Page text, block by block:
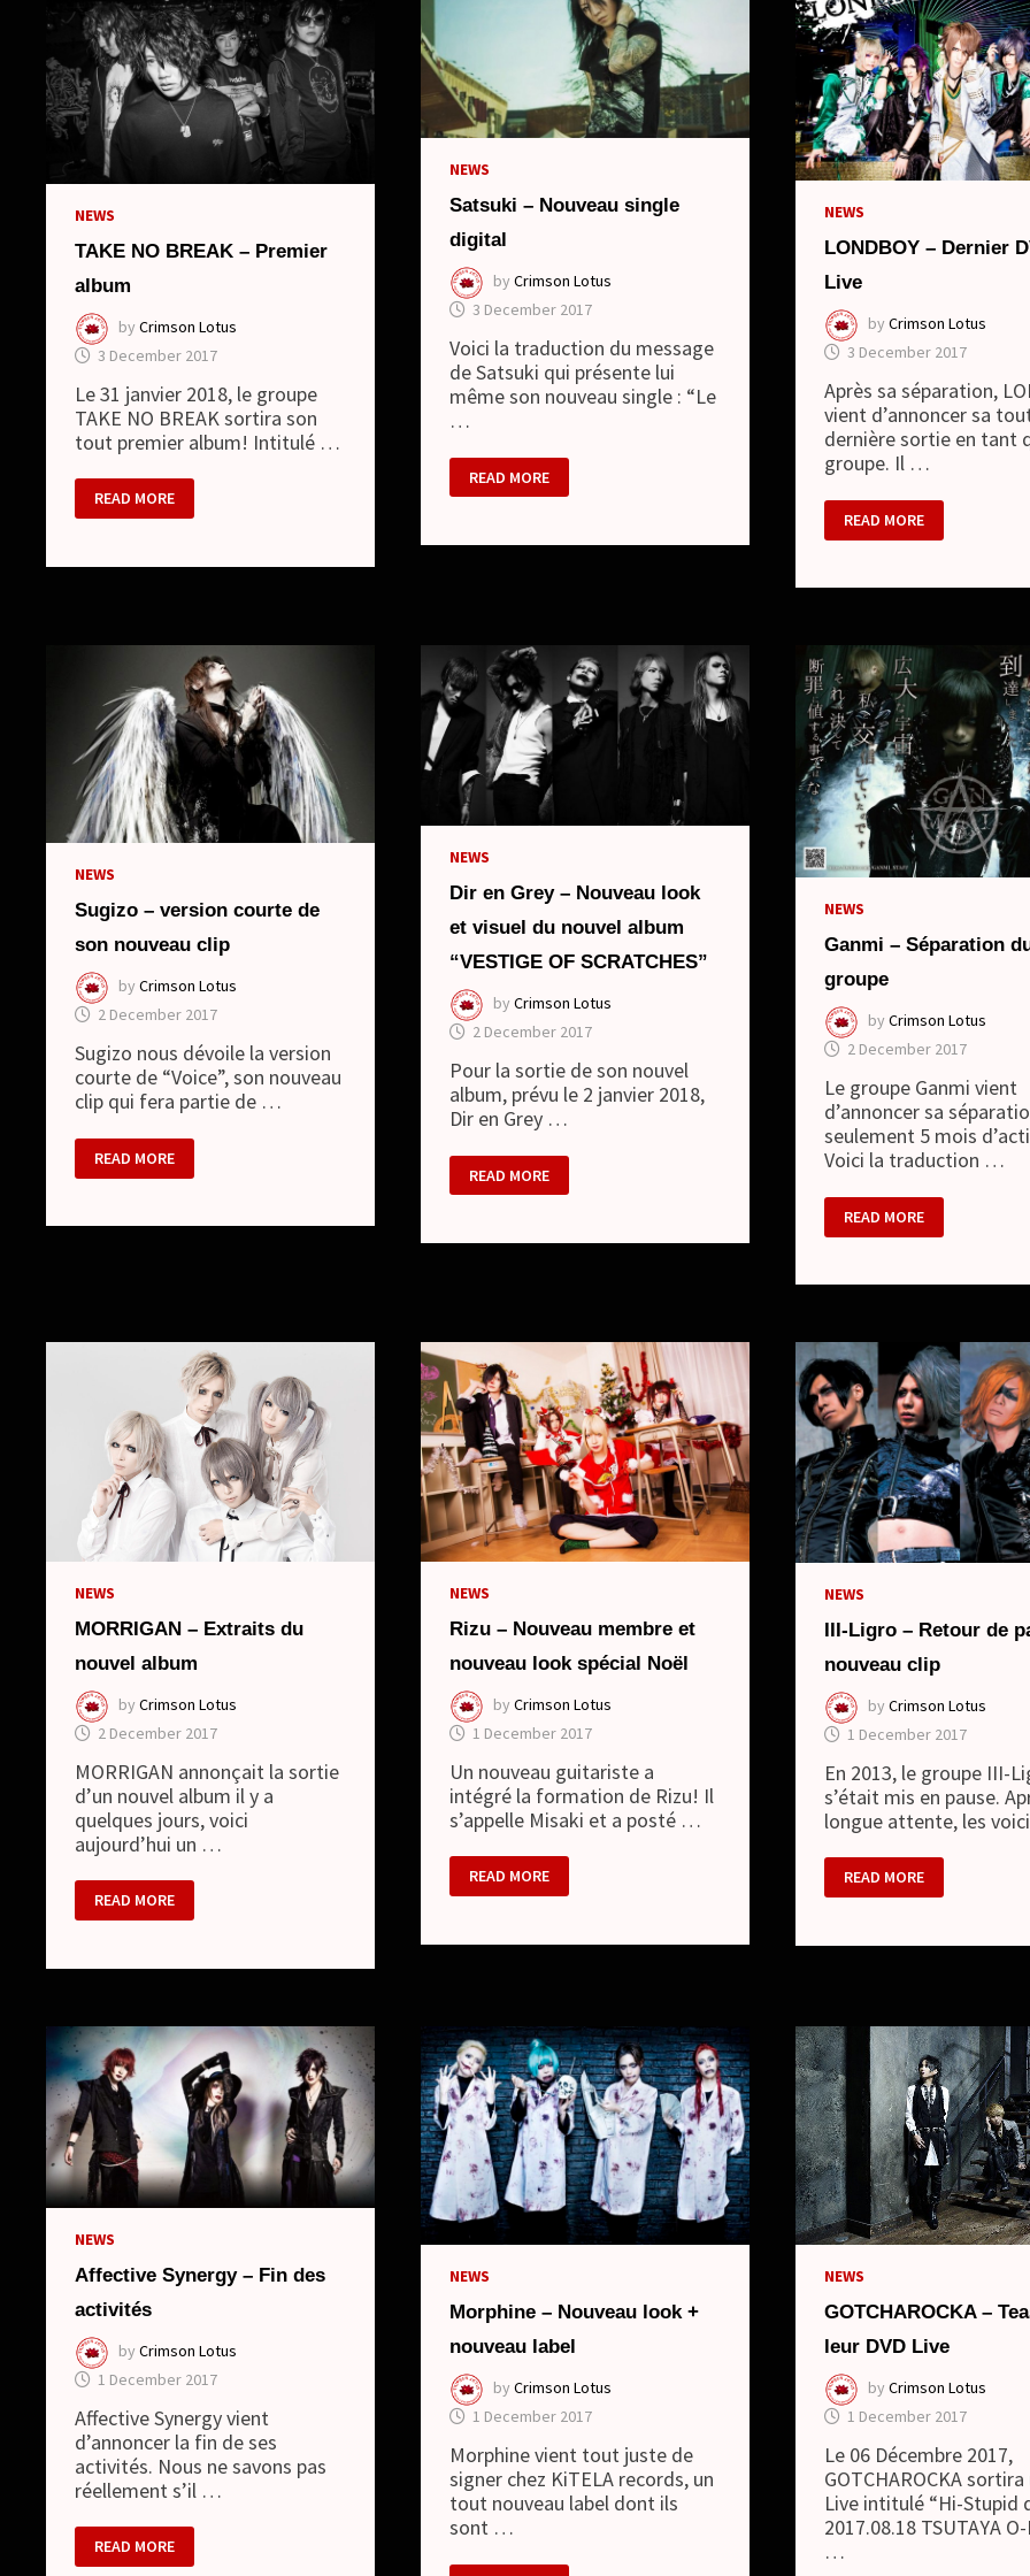
NEWS
TAKE NO BREAK – Premier
album
byCrimson Lotus
3 December 2017
Le 31 janvier 2018, le groupe
TAKE NO BREAK sortira son
tout premier album! Intitulé …
TAKE
NO
BREAK
ALBUM
READ MORE
NEWS
Satsuki – Nouveau single
digital
byCrimson Lotus
3 December 2017
Voici la traduction du message
de Satsuki qui présente lui
même son nouveau single : “Le
…
SATSUKI
–
NOUVEAU
READ MORE
NEWS
LONDBOY – Dernier
Live
by Crimson Lotus
3 December 2017
Après sa séparation,
vient d’annoncer sa
dernière sortie en tant
groupe. Il …
LONDBOY
–
DERNIER
READ MORE
NEWS
Sugizo – version courte de
son nouveau clip
byCrimson Lotus
2 December 2017
Sugizo nous dévoile la version
courte de “Voice”, son nouveau
clip qui fera partie de …
SUGIZO
–
VERSION
SON
READ MORE
NEWS
Dir en Grey – Nouveau look
et visuel du nouvel album
“VESTIGE OF SCRATCHES”
byCrimson Lotus
2 December 2017
Pour la sortie de son nouvel
album, prévu le 2 janvier 2018,
Dir en Grey …
DIR
EN
GREY
LOOK
“VESTIGE
OF
SCRATCHES”
READ MORE
NEWS
Ganmi – Séparation
groupe
by Crimson Lotus
2 December 2017
Le groupe Ganmi vient
d’annoncer sa
seulement 5 mois
Voici la traduction …
GANMI
–
SÉPARATION
READ MORE
NEWS
MORRIGAN – Extraits du
nouvel album
byCrimson Lotus
2 December 2017
MORRIGAN annonçait la sortie
d’un nouvel album il y a
quelques jours, voici
aujourd’hui un …
MORRIGAN
–
EXTRAITS
ALBUM
READ MORE
NEWS
Rizu – Nouveau membre et
nouveau look spécial Noël
byCrimson Lotus
1 December 2017
Un nouveau guitariste a
intégré la formation de Rizu! Il
s’appelle Misaki et a posté …
RIZU
–
NOUVEAU
NOUVEAU
READ MORE
NEWS
III-Ligro – Retour de
nouveau clip
by Crimson Lotus
1 December 2017
En 2013, le groupe III-
s’était mis en pause.
longue attente, les
III-
LIGRO
–
PAUSE
READ MORE
NEWS
Affective Synergy – Fin des
activités
byCrimson Lotus
1 December 2017
Affective Synergy vient
d’annoncer la fin de ses
activités. Nous ne savons pas
réellement s’il …
AFFECTIVE
SYNERGY
READ MORE
NEWS
Morphine – Nouveau look +
nouveau label
byCrimson Lotus
1 December 2017
Morphine vient tout juste de
signer chez KiTELA records, un
tout nouveau label dont ils
sont …
NEWS
GOTCHAROCKA –
leur DVD Live
by Crimson Lotus
1 December 2017
Le 06 Décembre 2017,
GOTCHAROCKA sortira
Live intitulé “Hi-Stupid
2017.08.18 TSUTAYA O-
…